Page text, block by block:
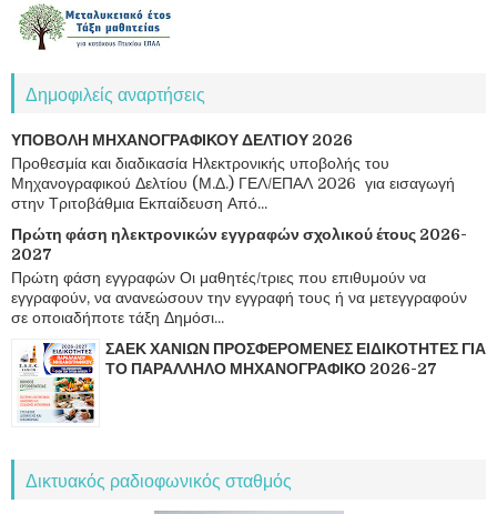
Δημοφιλείς αναρτήσεις
ΥΠΟΒΟΛΗ ΜΗΧΑΝΟΓΡΑΦΙΚΟΥ ΔΕΛΤΙΟΥ 2026
Προθεσμία και διαδικασία Ηλεκτρονικής υποβολής του
Μηχανογραφικού Δελτίου (Μ.Δ.) ΓΕΛ/ΕΠΑΛ 2026 για εισαγωγή
στην Τριτοβάθμια Εκπαίδευση Από...
Πρώτη φάση ηλεκτρονικών εγγραφών σχολικού έτους 2026-
2027
Πρώτη φάση εγγραφών Οι μαθητές/τριες που επιθυμούν να
εγγραφούν, να ανανεώσουν την εγγραφή τους ή να μετεγγραφούν
σε οποιαδήποτε τάξη Δημόσι...
ΣΑΕΚ ΧΑΝΙΩΝ ΠΡΟΣΦΕΡΟΜΕΝΕΣ ΕΙΔΙΚΟΤΗΤΕΣ ΓΙΑ
ΤΟ ΠΑΡΑΛΛΗΛΟ ΜΗΧΑΝΟΓΡΑΦΙΚΟ 2026-27
Δικτυακός ραδιοφωνικός σταθμός